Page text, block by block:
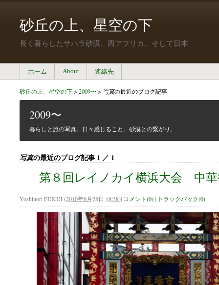
砂丘の上、星空の下
長く暮らしたサハラ砂漠、西アフリカ、そして日本
ホーム About 連絡先
砂丘の上、星空の下> 2009〜> 写真の最近のブログ記事
2009〜
暮らしと旅の写真。日々感じること。砂漠との繋がり。
写真の最近のブログ記事 1 ／ 1
第８回レイノカイ横浜大会 中
Yoshinori FUKUI(2010年6月28日 18:38)| コメント(0)| トラックバック(0)